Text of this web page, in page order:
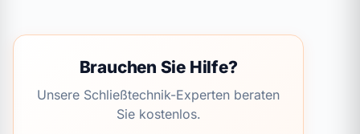
Brauchen Sie Hilfe?
Unsere Schließtechnik-Experten beraten
Sie kostenlos.